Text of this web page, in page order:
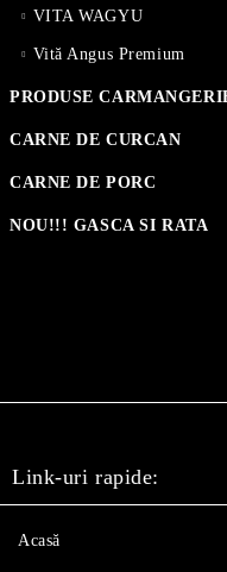
VITA WAGYU
Vită Angus Premium
PRODUSE
CARNE DE CURCAN
CARNE DE PORC
NOU!!! GASCA SI RATA
Link-uri rapide:
Acasă